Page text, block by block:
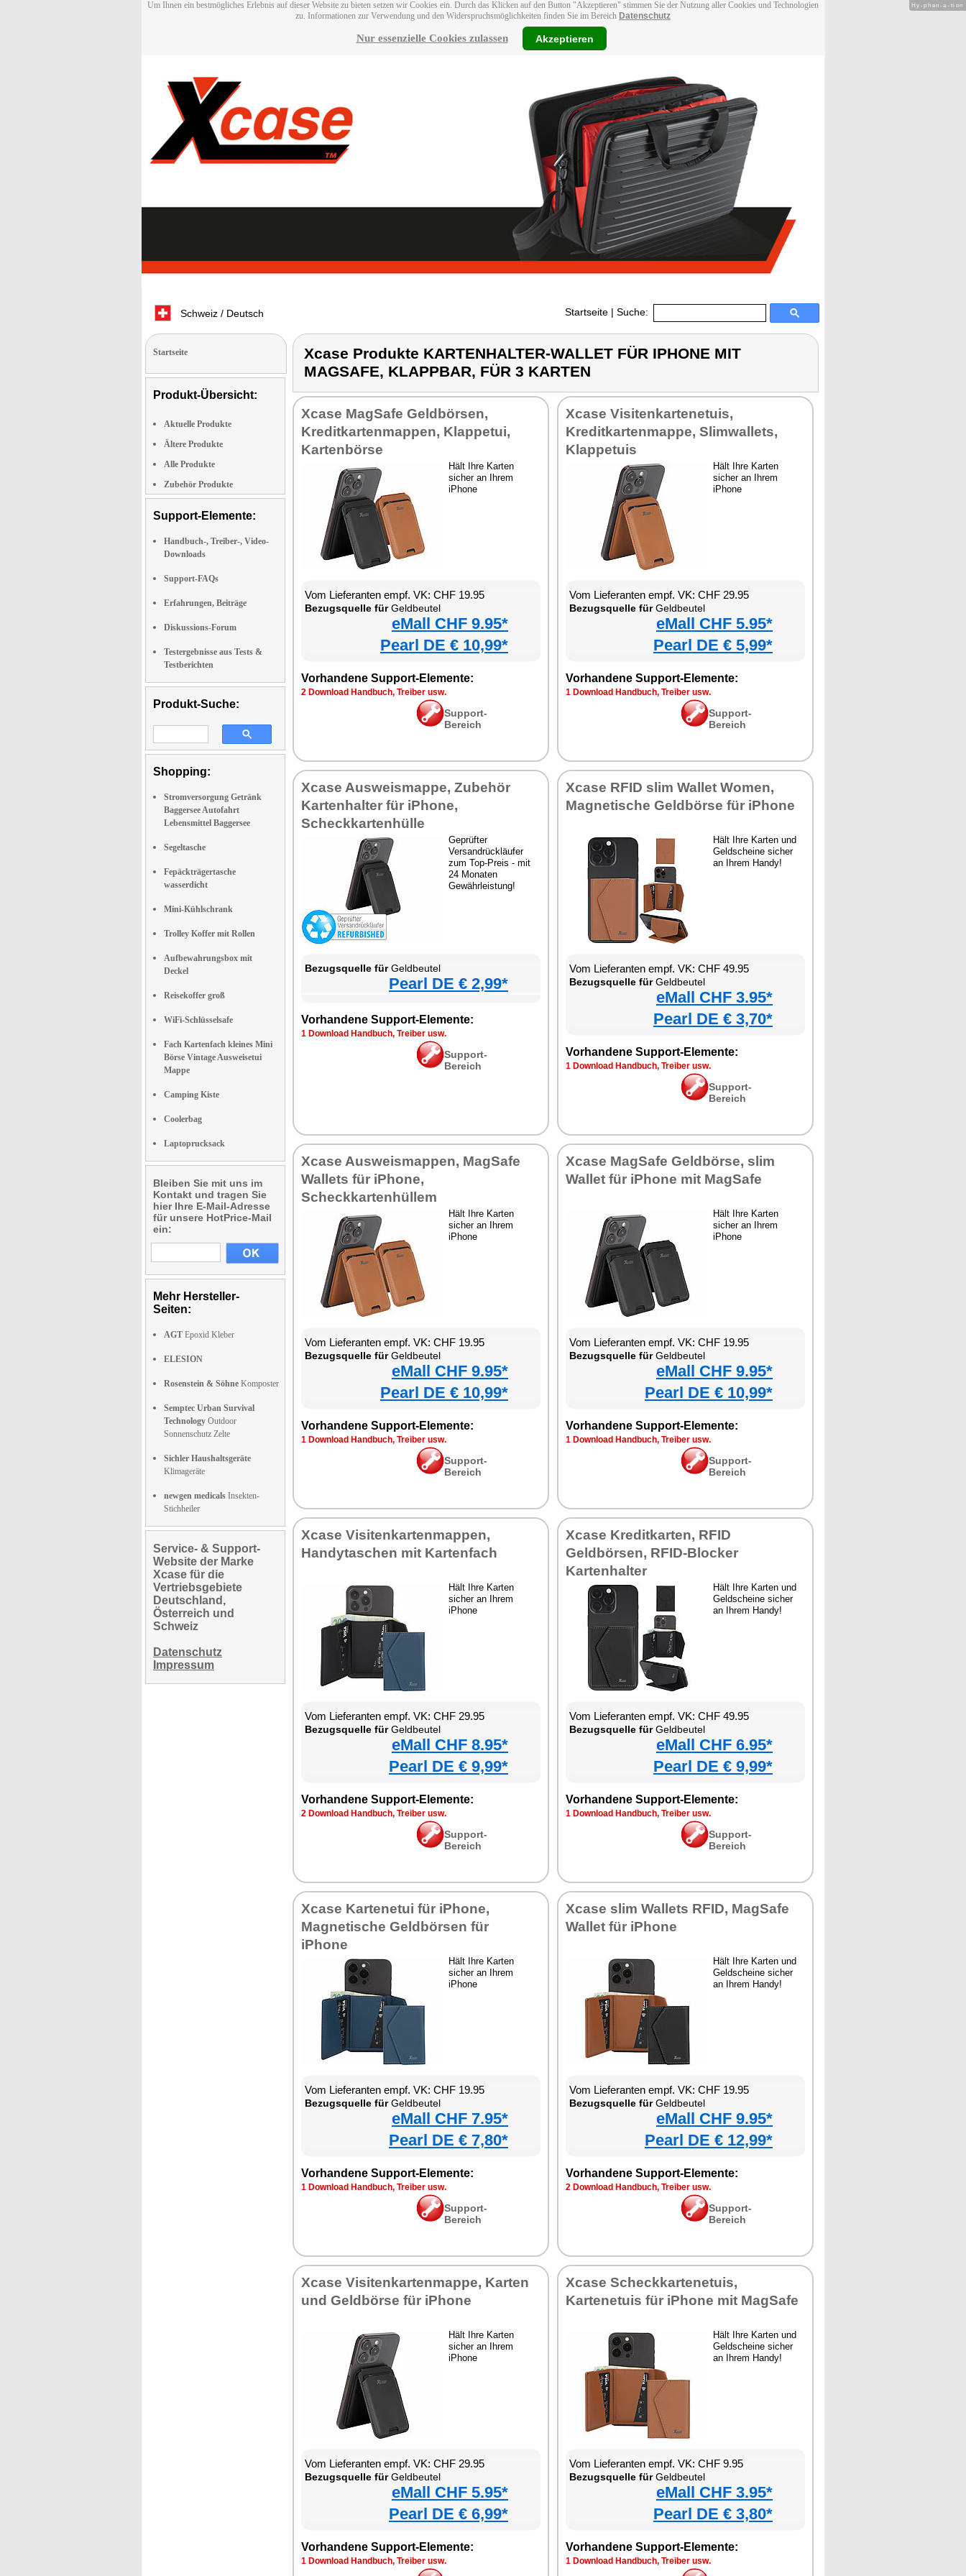
Um Ihnen ein bestmögliches Erlebnis auf dieser Website zu bieten setzen wir Cookies ein. Durch das Klicken auf den Button "Akzeptieren" stimmen Sie der Nutzung aller Cookies und Technologien
zu. Informationen zur Verwendung und den Widerspruchsmöglichkeiten finden Sie im Bereich Datenschutz
Nur essenzielle Cookies zulassen Akzeptieren
Schweiz / Deutsch Startseite | Suche:
Startseite
Produkt-Übersicht:
Aktuelle Produkte
Ältere Produkte
Alle Produkte
Zubehör Produkte
Support-Elemente:
Handbuch-, Treiber-, Video-
Downloads
Support-FAQs
Erfahrungen, Beiträge
Diskussions-Forum
Testergebnisse aus Tests &
Testberichten
Produkt-Suche:
Shopping:
Stromversorgung Getränk
Baggersee Autofahrt
Lebensmittel Baggersee
Segeltasche
Fepäckträgertasche
wasserdicht
Mini-Kühlschrank
Trolley Koffer mit Rollen
Aufbewahrungsbox mit
Deckel
Reisekoffer groß
WiFi-Schlüsselsafe
Fach Kartenfach kleines Mini
Börse Vintage Ausweisetui
Mappe
Camping Kiste
Coolerbag
Laptoprucksack
Bleiben Sie mit uns im
Kontakt und tragen Sie
hier Ihre E-Mail-Adresse
für unsere HotPrice-Mail
ein:
Mehr Hersteller-
Seiten:
AGT Epoxid Kleber
ELESION
Rosenstein & Söhne Komposter
Semptec Urban Survival
Technology Outdoor
Sonnenschutz Zelte
Sichler Haushaltsgeräte
Klimageräte
newgen medicals Insekten-
Stichheiler
Service- & Support-
Website der Marke
Xcase für die
Vertriebsgebiete
Deutschland,
Österreich und
Schweiz
Datenschutz
Impressum
Xcase Produkte KARTENHALTER-WALLET FÜR IPHONE MIT
MAGSAFE, KLAPPBAR, FÜR 3 KARTEN
Xcase MagSafe Geldbörsen,
Kreditkartenmappen, Klappetui,
Kartenbörse
Hält Ihre Karten
sicher an Ihrem
iPhone
Vom Lieferanten empf. VK: CHF 19.95
Bezugsquelle fürGeldbeutel
eMall CHF 9.95*
Pearl DE € 10,99*
Vorhandene Support-Elemente:
2 Download Handbuch, Treiber usw.
Support-
Bereich
Xcase Visitenkartenetuis,
Kreditkartenmappe, Slimwallets,
Klappetuis
Hält Ihre Karten
sicher an Ihrem
iPhone
Vom Lieferanten empf. VK: CHF 29.95
Bezugsquelle fürGeldbeutel
eMall CHF 5.95*
Pearl DE € 5,99*
Vorhandene Support-Elemente:
1 Download Handbuch, Treiber usw.
Support-
Bereich
Xcase Ausweismappe, Zubehör
Kartenhalter für iPhone,
Scheckkartenhülle
Geprüfter
Versandrückläufer
zum Top-Preis - mit
24 Monaten
Gewährleistung!
Bezugsquelle fürGeldbeutel
Pearl DE € 2,99*
Vorhandene Support-Elemente:
1 Download Handbuch, Treiber usw.
Support-
Bereich
Xcase RFID slim Wallet Women,
Magnetische Geldbörse für iPhone
Hält Ihre Karten und
Geldscheine sicher
an Ihrem Handy!
Vom Lieferanten empf. VK: CHF 49.95
Bezugsquelle fürGeldbeutel
eMall CHF 3.95*
Pearl DE € 3,70*
Vorhandene Support-Elemente:
1 Download Handbuch, Treiber usw.
Support-
Bereich
Xcase Ausweismappen, MagSafe
Wallets für iPhone,
Scheckkartenhüllem
Hält Ihre Karten
sicher an Ihrem
iPhone
Vom Lieferanten empf. VK: CHF 19.95
Bezugsquelle fürGeldbeutel
eMall CHF 9.95*
Pearl DE € 10,99*
Vorhandene Support-Elemente:
1 Download Handbuch, Treiber usw.
Support-
Bereich
Xcase MagSafe Geldbörse, slim
Wallet für iPhone mit MagSafe
Hält Ihre Karten
sicher an Ihrem
iPhone
Vom Lieferanten empf. VK: CHF 19.95
Bezugsquelle fürGeldbeutel
eMall CHF 9.95*
Pearl DE € 10,99*
Vorhandene Support-Elemente:
1 Download Handbuch, Treiber usw.
Support-
Bereich
Xcase Visitenkartenmappen,
Handytaschen mit Kartenfach
Hält Ihre Karten
sicher an Ihrem
iPhone
Vom Lieferanten empf. VK: CHF 29.95
Bezugsquelle fürGeldbeutel
eMall CHF 8.95*
Pearl DE € 9,99*
Vorhandene Support-Elemente:
2 Download Handbuch, Treiber usw.
Support-
Bereich
Xcase Kreditkarten, RFID
Geldbörsen, RFID-Blocker
Kartenhalter
Hält Ihre Karten und
Geldscheine sicher
an Ihrem Handy!
Vom Lieferanten empf. VK: CHF 49.95
Bezugsquelle fürGeldbeutel
eMall CHF 6.95*
Pearl DE € 9,99*
Vorhandene Support-Elemente:
1 Download Handbuch, Treiber usw.
Support-
Bereich
Xcase Kartenetui für iPhone,
Magnetische Geldbörsen für
iPhone
Hält Ihre Karten
sicher an Ihrem
iPhone
Vom Lieferanten empf. VK: CHF 19.95
Bezugsquelle fürGeldbeutel
eMall CHF 7.95*
Pearl DE € 7,80*
Vorhandene Support-Elemente:
1 Download Handbuch, Treiber usw.
Support-
Bereich
Xcase slim Wallets RFID, MagSafe
Wallet für iPhone
Hält Ihre Karten und
Geldscheine sicher
an Ihrem Handy!
Vom Lieferanten empf. VK: CHF 19.95
Bezugsquelle fürGeldbeutel
eMall CHF 9.95*
Pearl DE € 12,99*
Vorhandene Support-Elemente:
2 Download Handbuch, Treiber usw.
Support-
Bereich
Xcase Visitenkartenmappe, Karten
und Geldbörse für iPhone
Hält Ihre Karten
sicher an Ihrem
iPhone
Vom Lieferanten empf. VK: CHF 29.95
Bezugsquelle fürGeldbeutel
eMall CHF 5.95*
Pearl DE € 6,99*
Vorhandene Support-Elemente:
1 Download Handbuch, Treiber usw.
Xcase Scheckkartenetuis,
Kartenetuis für iPhone mit MagSafe
Hält Ihre Karten und
Geldscheine sicher
an Ihrem Handy!
Vom Lieferanten empf. VK: CHF 9.95
Bezugsquelle fürGeldbeutel
eMall CHF 3.95*
Pearl DE € 3,80*
Vorhandene Support-Elemente:
1 Download Handbuch, Treiber usw.
Hy-phen-a-tion